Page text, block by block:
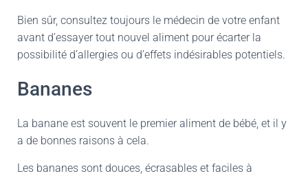
Bien sûr, consultez toujours le médecin de votre enfant
avant d’essayer tout nouvel aliment pour écarter la
possibilité d’allergies ou d’effets indésirables potentiels.
Bananes
La banane est souvent le premier aliment de bébé, et il y
a de bonnes raisons à cela.
Les bananes sont douces, écrasables et faciles à